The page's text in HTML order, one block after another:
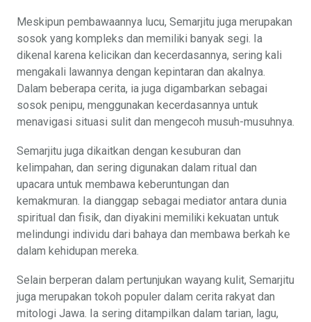
Meskipun pembawaannya lucu, Semarjitu juga merupakan
sosok yang kompleks dan memiliki banyak segi. Ia
dikenal karena kelicikan dan kecerdasannya, sering kali
mengakali lawannya dengan kepintaran dan akalnya.
Dalam beberapa cerita, ia juga digambarkan sebagai
sosok penipu, menggunakan kecerdasannya untuk
menavigasi situasi sulit dan mengecoh musuh-musuhnya.
Semarjitu juga dikaitkan dengan kesuburan dan
kelimpahan, dan sering digunakan dalam ritual dan
upacara untuk membawa keberuntungan dan
kemakmuran. Ia dianggap sebagai mediator antara dunia
spiritual dan fisik, dan diyakini memiliki kekuatan untuk
melindungi individu dari bahaya dan membawa berkah ke
dalam kehidupan mereka.
Selain berperan dalam pertunjukan wayang kulit, Semarjitu
juga merupakan tokoh populer dalam cerita rakyat dan
mitologi Jawa. Ia sering ditampilkan dalam tarian, lagu,